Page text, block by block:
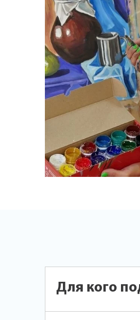
Для кого
В нашей онлайн